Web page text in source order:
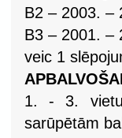
B2 – 2003. –
B3 – 2001. –
veic 1
1. - 3. vietu
sarūpētām